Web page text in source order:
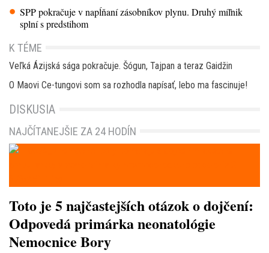
SPP pokračuje v napĺňaní zásobníkov plynu. Druhý míľnik
splní s predstihom
K TÉME
Veľká Ázijská sága pokračuje. Šógun, Tajpan a teraz Gaidžin
O Maovi Ce-tungovi som sa rozhodla napísať, lebo ma fascinuje!
DISKUSIA
NAJČÍTANEJŠIE ZA 24 HODÍN
Toto je 5 najčastejších otázok o dojčení:
Odpovedá primárka neonatológie
Nemocnice Bory